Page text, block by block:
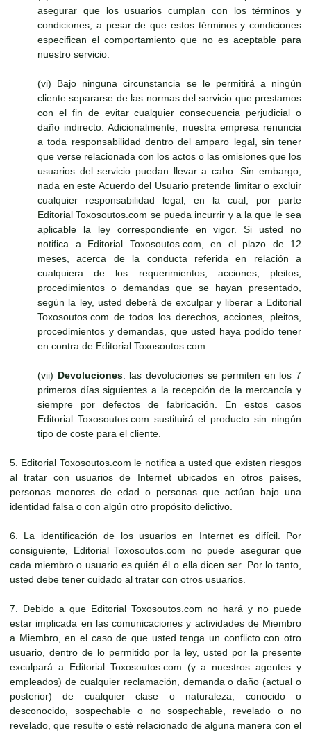
asegurar que los usuarios cumplan con los términos y
condiciones, a pesar de que estos términos y condiciones
especifican el comportamiento que no es aceptable para
nuestro servicio.
(vi) Bajo ninguna circunstancia se le permitirá a ningún
cliente separarse de las normas del servicio que prestamos
con el fin de evitar cualquier consecuencia perjudicial o
daño indirecto. Adicionalmente, nuestra empresa renuncia
a toda responsabilidad dentro del amparo legal, sin tener
que verse relacionada con los actos o las omisiones que los
usuarios del servicio puedan llevar a cabo. Sin embargo,
nada en este Acuerdo del Usuario pretende limitar o excluir
cualquier responsabilidad legal, en la cual, por parte
Editorial Toxosoutos.com se pueda incurrir y a la que le sea
aplicable la ley correspondiente en vigor. Si usted no
notifica a Editorial Toxosoutos.com, en el plazo de 12
meses, acerca de la conducta referida en relación a
cualquiera de los requerimientos, acciones, pleitos,
procedimientos o demandas que se hayan presentado,
según la ley, usted deberá de exculpar y liberar a Editorial
Toxosoutos.com de todos los derechos, acciones, pleitos,
procedimientos y demandas, que usted haya podido tener
en contra de Editorial Toxosoutos.com.
(vii) Devoluciones: las devoluciones se permiten en los 7
primeros días siguientes a la recepción de la mercancía y
siempre por defectos de fabricación. En estos casos
Editorial Toxosoutos.com sustituirá el producto sin ningún
tipo de coste para el cliente.
5. Editorial Toxosoutos.com le notifica a usted que existen riesgos
al tratar con usuarios de Internet ubicados en otros países,
personas menores de edad o personas que actúan bajo una
identidad falsa o con algún otro propósito delictivo.
6. La identificación de los usuarios en Internet es difícil. Por
consiguiente, Editorial Toxosoutos.com no puede asegurar que
cada miembro o usuario es quién él o ella dicen ser. Por lo tanto,
usted debe tener cuidado al tratar con otros usuarios.
7. Debido a que Editorial Toxosoutos.com no hará y no puede
estar implicada en las comunicaciones y actividades de Miembro
a Miembro, en el caso de que usted tenga un conflicto con otro
usuario, dentro de lo permitido por la ley, usted por la presente
exculpará a Editorial Toxosoutos.com (y a nuestros agentes y
empleados) de cualquier reclamación, demanda o daño (actual o
posterior) de cualquier clase o naturaleza, conocido o
desconocido, sospechable o no sospechable, revelado o no
revelado, que resulte o esté relacionado de alguna manera con el